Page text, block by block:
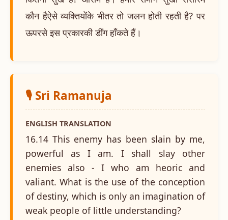
कौन हैऐसे व्यक्तियोंके भीतर तो जलन होती रहती है? पर
ऊपरसे इस प्रकारकी डींग हाँकते हैं।
🎙️ Sri Ramanuja
ENGLISH TRANSLATION
16.14 This enemy has been slain by me,
powerful as I am. I shall slay other
enemies also - I who am heoric and
valiant. What is the use of the conception
of destiny, which is only an imagination of
weak people of little understanding?